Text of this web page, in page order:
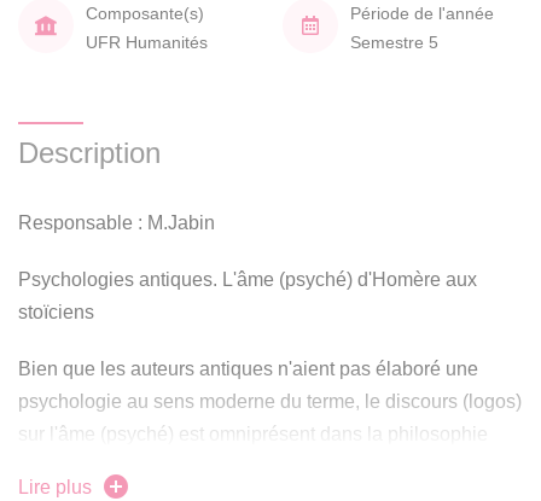
Composante(s)
UFR Humanités
Période de l'année
Semestre 5
Description
Responsable : M.Jabin
Psychologies antiques. L'âme (psyché) d'Homère aux
stoïciens
Bien que les auteurs antiques n'aient pas élaboré une
psychologie au sens moderne du terme, le discours (logos)
sur l'âme (psyché) est omniprésent dans la philosophie
Lire plus